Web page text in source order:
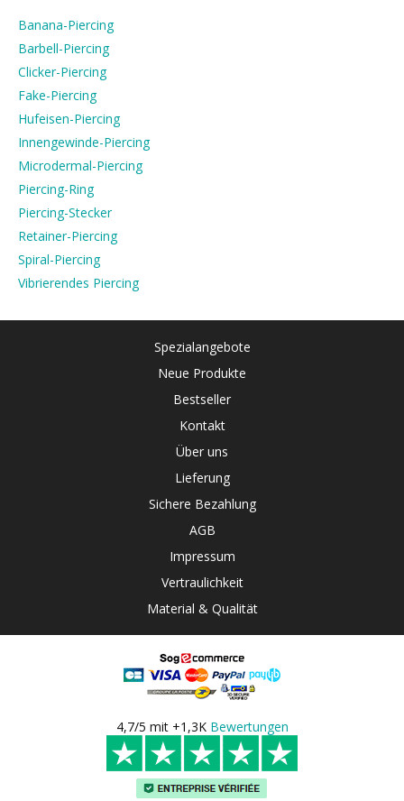
Banana-Piercing
Barbell-Piercing
Clicker-Piercing
Fake-Piercing
Hufeisen-Piercing
Innengewinde-Piercing
Microdermal-Piercing
Piercing-Ring
Piercing-Stecker
Retainer-Piercing
Spiral-Piercing
Vibrierendes Piercing
Spezialangebote
Neue Produkte
Bestseller
Kontakt
Über uns
Lieferung
Sichere Bezahlung
AGB
Impressum
Vertraulichkeit
Material & Qualität
4,7/5 mit +1,3K Bewertungen